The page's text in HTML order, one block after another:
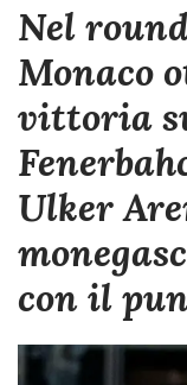
Nel
Monaco
vittoria
Ulker
con il